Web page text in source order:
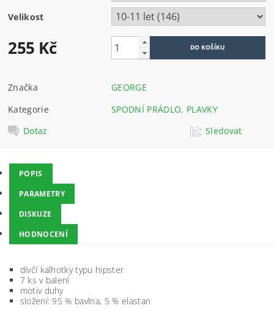
Velikost
255 Kč
Značka
GEORGE
Kategorie
SPODNÍ PRÁDLO, PLAVKY
Dotaz
Sledovat
POPIS
PARAMETRY
DISKUZE
HODNOCENÍ
dívčí kalhotky typu hipster
7 ks v balení
motiv duhy
složení: 95 % bavlna, 5 % elastan